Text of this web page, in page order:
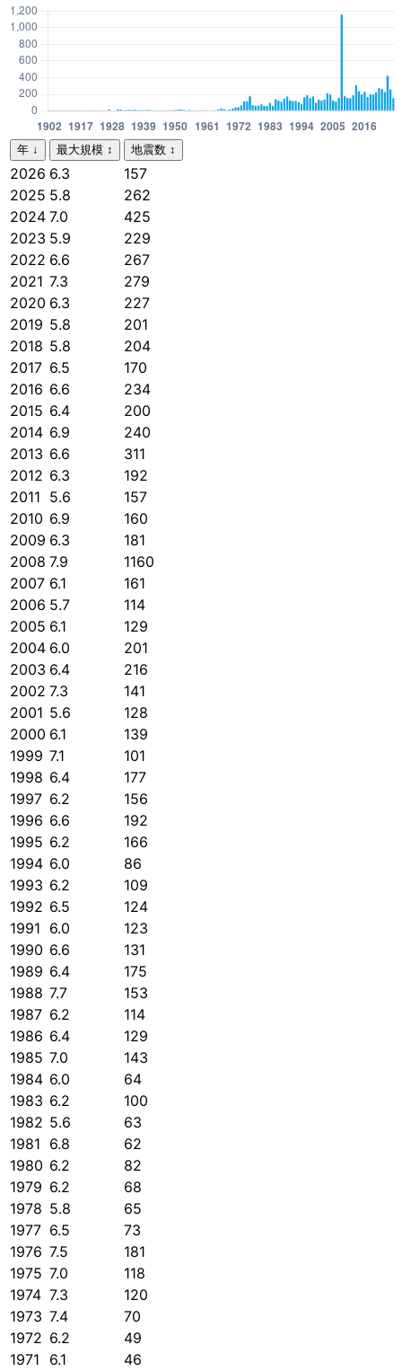
年 ↓ 最大規模 ↕ 地震数 ↕
2026 6.3
157
2025 5.8
262
2024 7.0
425
2023 5.9
229
2022 6.6
267
2021 7.3
279
2020 6.3
227
2019 5.8
201
2018 5.8
204
2017 6.5
170
2016 6.6
234
2015 6.4
200
2014 6.9
240
2013 6.6
311
2012 6.3
192
2011 5.6
157
2010 6.9
160
2009 6.3
181
2008 7.9
1160
2007 6.1
161
2006 5.7
114
2005 6.1
129
2004 6.0
201
2003 6.4
216
2002 7.3
141
2001 5.6
128
2000 6.1
139
1999 7.1
101
1998 6.4
177
1997 6.2
156
1996 6.6
192
1995 6.2
166
1994 6.0
86
1993 6.2
109
1992 6.5
124
1991 6.0
123
1990 6.6
131
1989 6.4
175
1988 7.7
153
1987 6.2
114
1986 6.4
129
1985 7.0
143
1984 6.0
64
1983 6.2
100
1982 5.6
63
1981 6.8
62
1980 6.2
82
1979 6.2
68
1978 5.8
65
1977 6.5
73
1976 7.5
181
1975 7.0
118
1974 7.3
120
1973 7.4
70
1972 6.2
49
1971
6.1
46